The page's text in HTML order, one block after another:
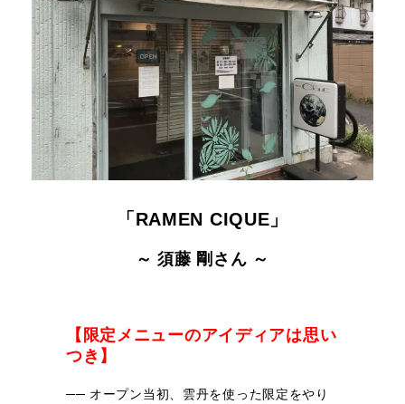
「RAMEN CIQUE」
～ 須藤 剛さん ～
【限定メニューのアイディアは思い
つき】
── オープン当初、雲丹を使った限定をやり